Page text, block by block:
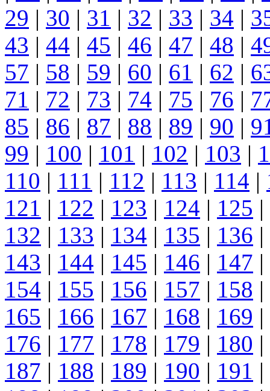
29 | 30 | 31 | 32 | 33 | 34 |
43 | 44 | 45 | 46 | 47 | 48 |
57 | 58 | 59 | 60 | 61 | 62 |
71 | 72 | 73 | 74 | 75 | 76 |
85 | 86 | 87 | 88 | 89 | 90 |
99 | 100 | 101 | 102 | 103 |
110 | 111 | 112 | 113 | 114 |
121 | 122 | 123 | 124 | 125 |
132 | 133 | 134 | 135 | 136 |
143 | 144 | 145 | 146 | 147 |
154 | 155 | 156 | 157 | 158 |
165 | 166 | 167 | 168 | 169 |
176 | 177 | 178 | 179 | 180 |
187 | 188 | 189 | 190 | 191 |